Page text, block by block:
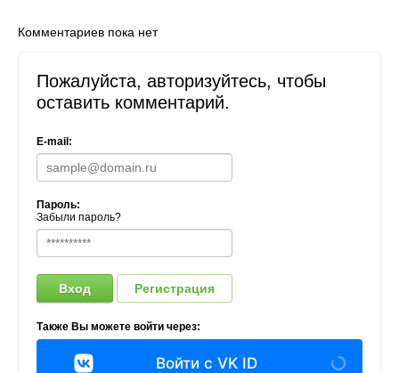
Комментариев пока нет
Пожалуйста, авторизуйтесь, чтобы
оставить комментарий.
E-mail:
Пароль:
Забыли пароль?
Регистрация
Вход
Также Вы можете войти через:
Войти с VK ID